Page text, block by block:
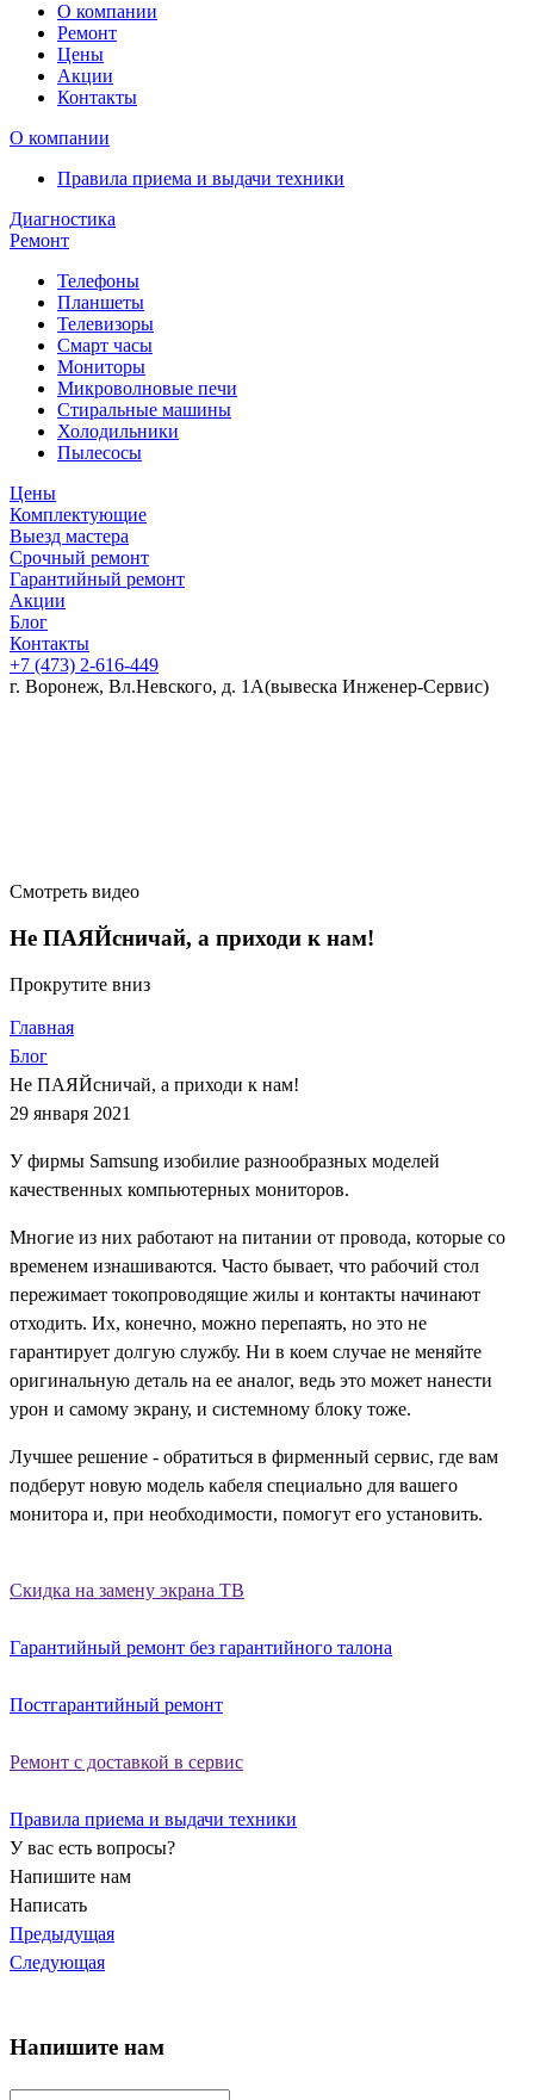
О компании
Ремонт
Цены
Акции
Контакты
О компании
Правила приема и выдачи техники
Диагностика
Ремонт
Телефоны
Планшеты
Телевизоры
Смарт часы
Мониторы
Микроволновые печи
Стиральные машины
Холодильники
Пылесосы
Цены
Комплектующие
Выезд мастера
Срочный ремонт
Гарантийный ремонт
Акции
Блог
Контакты
+7 (473) 2-616-449
г. Воронеж, Вл.Невского, д. 1А(вывеска Инженер-Сервис)
Смотреть видео
Не ПАЯЙсничай, а приходи к нам!
Прокрутите вниз
Главная
Блог
Не ПАЯЙсничай, а приходи к нам!
29 января 2021
У фирмы Samsung изобилие разнообразных моделей
качественных компьютерных мониторов.
Многие из них работают на питании от провода, которые со
временем изнашиваются. Часто бывает, что рабочий стол
пережимает токопроводящие жилы и контакты начинают
отходить. Их, конечно, можно перепаять, но это не
гарантирует долгую службу. Ни в коем случае не меняйте
оригинальную деталь на ее аналог, ведь это может нанести
урон и самому экрану, и системному блоку тоже.
Лучшее решение - обратиться в фирменный сервис, где вам
подберут новую модель кабеля специально для вашего
монитора и, при необходимости, помогут его установить.
Скидка на замену экрана ТВ
Гарантийный ремонт без гарантийного талона
Постгарантийный ремонт
Ремонт с доставкой в сервис
Правила приема и выдачи техники
У вас есть вопросы?
Напишите нам
Написать
Предыдущая
Следующая
Напишите нам